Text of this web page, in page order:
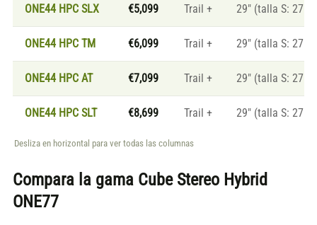
ONE44 HPC SLX €5,099 Trail + 29" (talla S:
ONE44 HPC TM €6,099 Trail + 29" (talla S:
ONE44 HPC AT €7,099 Trail + 29" (talla S:
ONE44 HPC SLT €8,699 Trail + 29" (talla S:
Desliza en horizontal para ver todas las columnas
Compara la gama Cube Stereo Hybrid
ONE77